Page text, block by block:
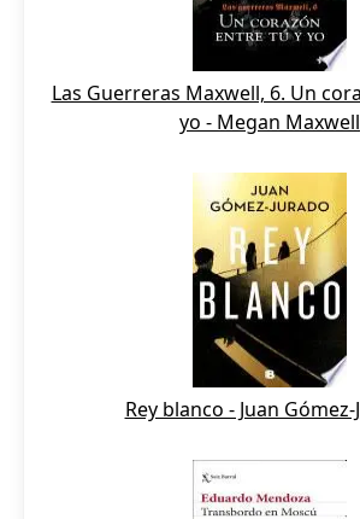
Las Guerreras Maxwell, 6. Un
yo - Megan Maxwell
Rey blanco - Juan